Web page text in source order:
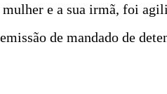
mulher e a sua irmã, foi
de mandado de